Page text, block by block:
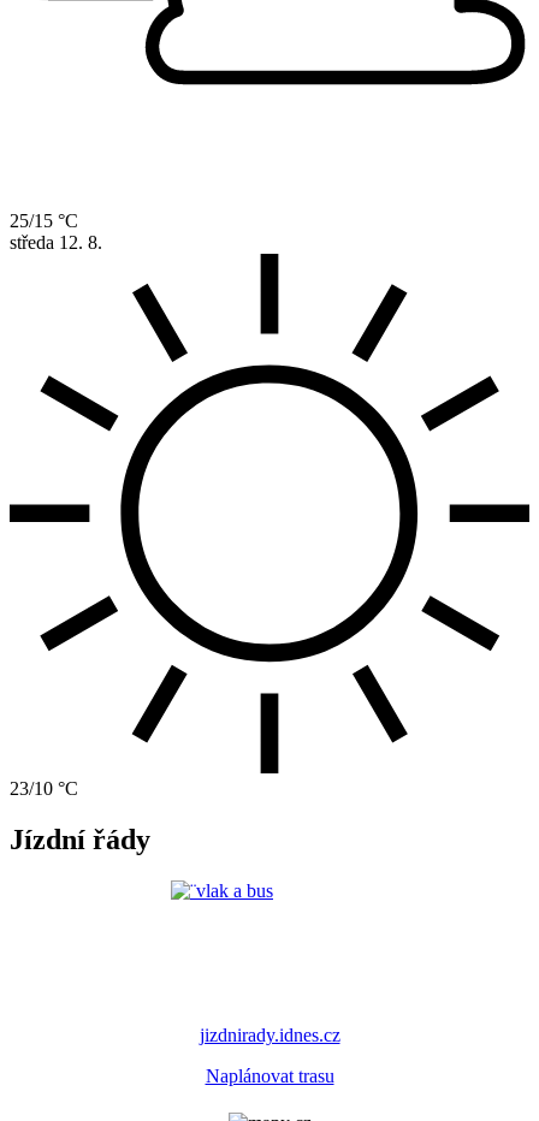
25/15 °C
středa 12. 8.
23/10 °C
Jízdní řády
jizdnirady.idnes.cz
Naplánovat trasu